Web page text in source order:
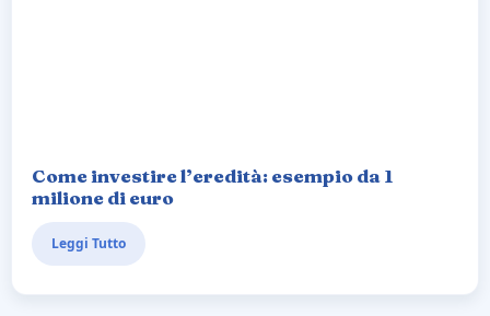
Come investire l’eredità: esempio da 1
milione di euro
Leggi Tutto